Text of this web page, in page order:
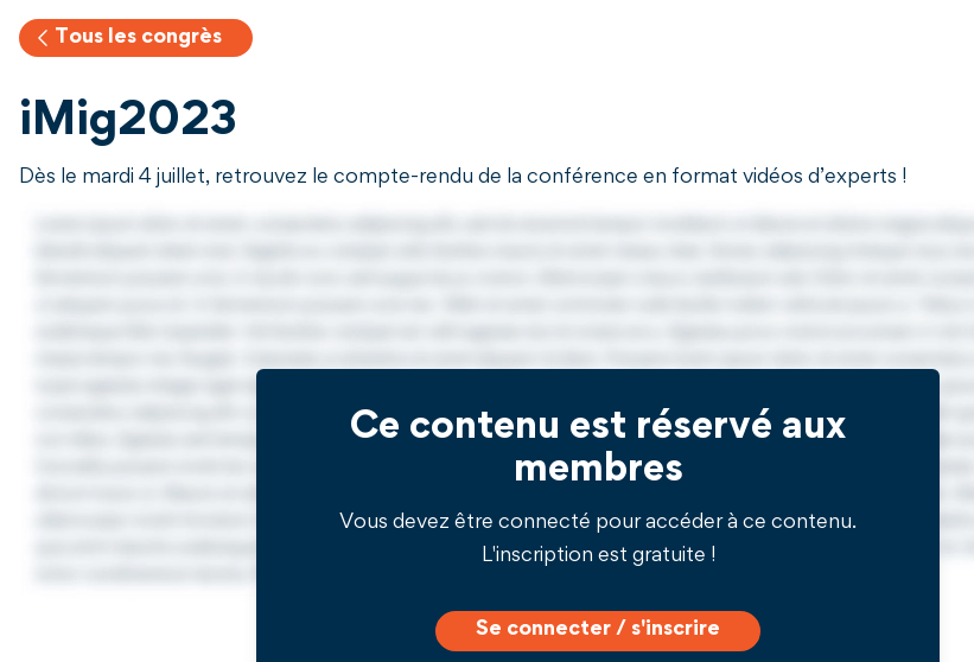
Tous les congrès
iMig2023
Dès le mardi 4 juillet, retrouvez le compte-rendu de la conférence en format vidéos d’experts !
Ce contenu est réservé aux
membres
Vous devez être connecté pour accéder à ce contenu.
L'inscription est gratuite !
Se connecter / s'inscrire